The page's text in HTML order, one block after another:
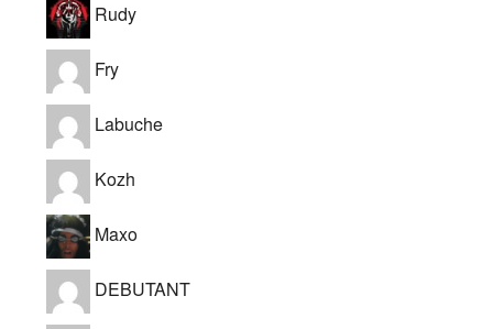
Rudy
Fry
Labuche
Kozh
Maxo
DEBUTANT